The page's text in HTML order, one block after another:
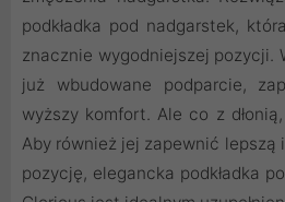
podkładka pod nadgarstek,
znacznie wygodniejszej pozycji.
już wbudowane podparcie,
wyższy komfort. Ale co z
Aby również jej zapewnić lepszą
pozycję, elegancka podkładka